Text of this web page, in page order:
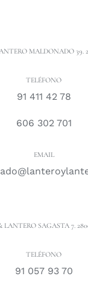
MALDONADO 39.
TELÉFONO
91 411 42 78
606 302 701
EMAIL
LANTERO SAGASTA 7.
TELÉFONO
91 057 93 70